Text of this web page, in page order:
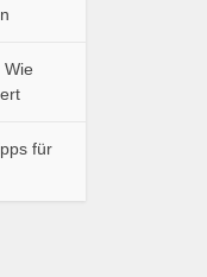
Wie
für